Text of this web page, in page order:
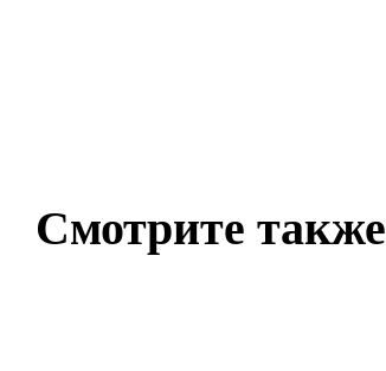
Смотрите также